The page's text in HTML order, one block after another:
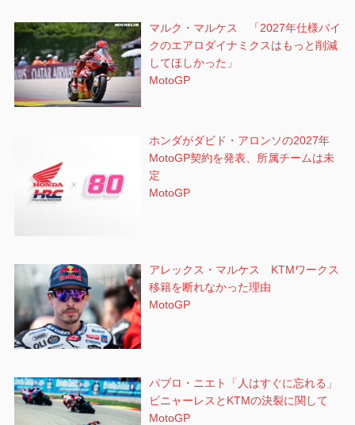
マルク・マルケス 「2027年仕様バイ
クのエアロダイナミクスはもっと削減
してほしかった」
MotoGP
ホンダがダビド・アロンソの2027年
MotoGP契約を発表、所属チームは未
定
MotoGP
アレックス・マルケス KTMワークス
移籍を断れなかった理由
MotoGP
パブロ・ニエト「人はすぐに忘れる」
ビニャーレスとKTMの決裂に関して
MotoGP